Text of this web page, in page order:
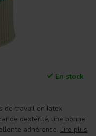
En stock
de travail en latex
dextérité, une bonne
adhérence. Lire plus.